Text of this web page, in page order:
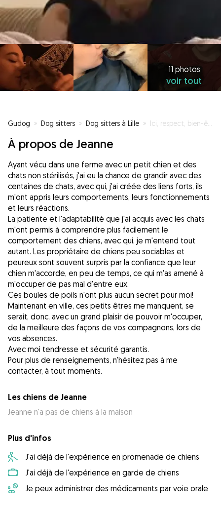
11 photos
voir tout
Gudog » Dog sitters » Dog sitters à Lille » Ici, respect, bien-être et sécurité !
À propos de Jeanne
Ayant vécu dans une ferme avec un petit chien et des
chats non stérilisés, j'ai eu la chance de grandir avec des
centaines de chats, avec qui, j'ai créée des liens forts, ils
m'ont appris leurs comportements, leurs fonctionnements
et leurs réactions.
La patiente et l'adaptabilité que j'ai acquis avec les chats
m'ont permis à comprendre plus facilement le
comportement des chiens, avec qui, je m'entend tout
autant. Les propriétaire de chiens peu sociables et
peureux sont souvent surpris par la confiance que leur
chien m'accorde, en peu de temps, ce qui m'as amené à
m'occuper de pas mal d'entre eux.
Ces boules de poils n'ont plus aucun secret pour moi!
Maintenant en ville, ces petits êtres me manquent, se
serait, donc, avec un grand plaisir de pouvoir m'occuper,
de la meilleure des façons de vos compagnons, lors de
vos absences.
Avec moi tendresse et sécurité garantis.
Pour plus de renseignements, n'hésitez pas à me
contacter, à tout moments.
Les chiens de Jeanne
Jeanne n'a pas de chiens à la maison
Plus d'infos
J'ai déjà de l'expérience en promenade de chiens
J'ai déjà de l'expérience en garde de chiens
Je peux administrer des médicaments par voie orale